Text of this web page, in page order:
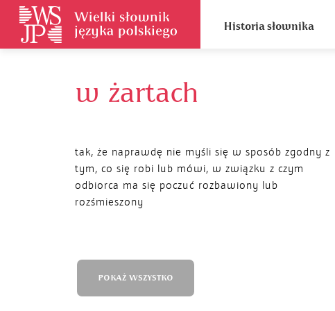
Historia słownika
w żartach
tak, że naprawdę nie myśli się w sposób zgodny z
tym, co się robi lub mówi, w związku z czym
odbiorca ma się poczuć rozbawiony lub
rozśmieszony
POKAŻ WSZYSTKO